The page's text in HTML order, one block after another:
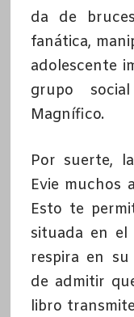
da de
fanática,
adolescente
grupo
Magnífico.
Por suerte,
Evie muchos
Esto te
situada en el
respira en
de admitir
libro